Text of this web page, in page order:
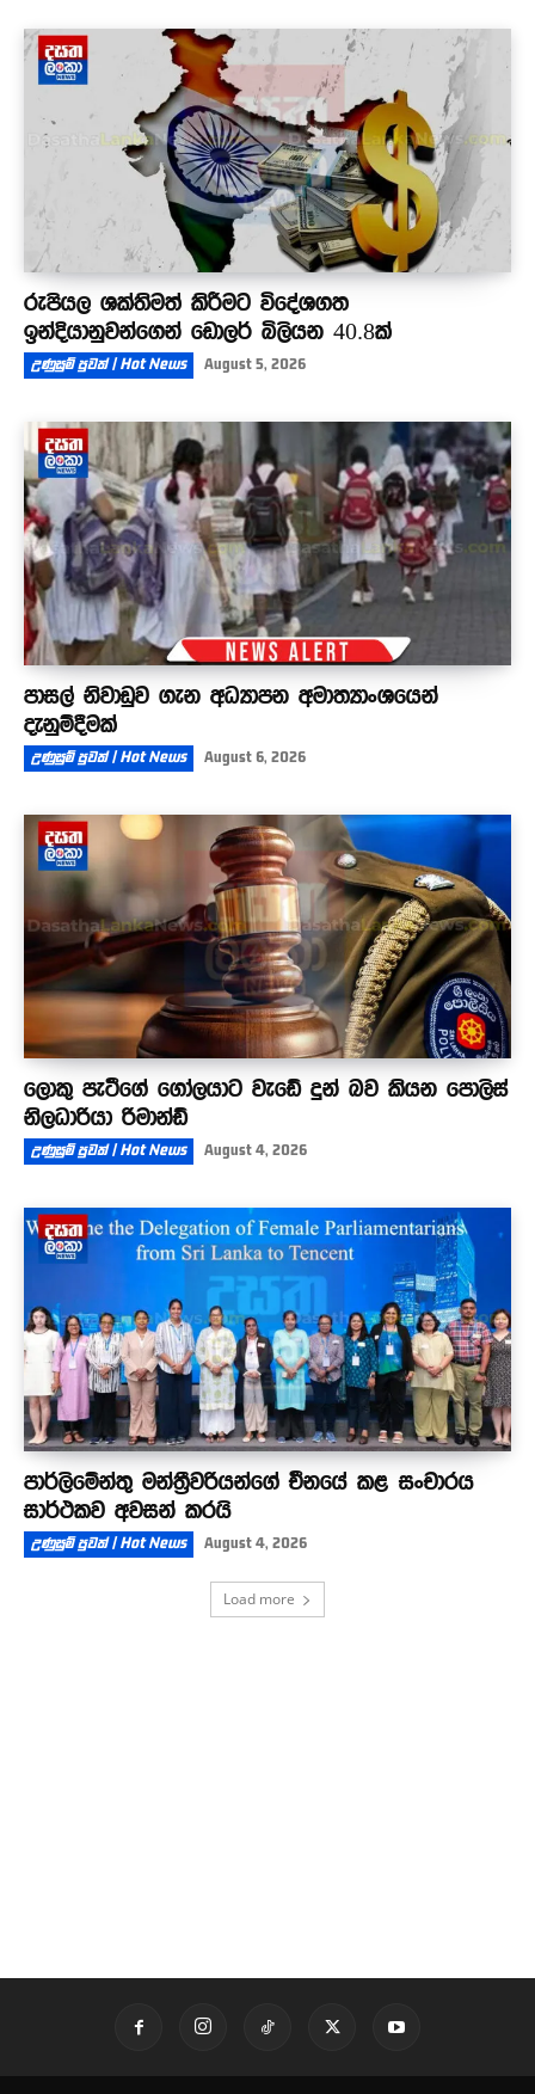
රුපියල ශක්තිමත් කිරීමට විදේශගත
ඉන්දියානුවන්ගෙන් ඩොලර් බිලියන 40.8ක්
උණුසුම් පුවත් | Hot News August 5, 2026
පාසල් නිවාඩුව ගැන අධ්‍යාපන අමාත්‍යාංශයෙන්
දැනුම්දීමක්
උණුසුම් පුවත් | Hot News August 6, 2026
ලොකු පැටීගේ ගෝලයාට වැඩේ දුන් බව කියන පොලිස්
නිලධාරියා රිමාන්ඩ්
උණුසුම් පුවත් | Hot News August 4, 2026
පාර්ලිමේන්තු මන්ත්‍රීවරියන්ගේ චීනයේ කළ සංචාරය
සාර්ථකව අවසන් කරයි
උණුසුම් පුවත් | Hot News August 4, 2026
Load more